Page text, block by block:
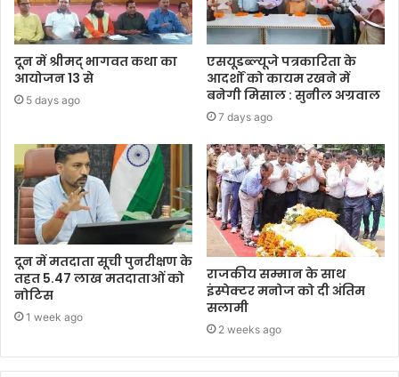
दून में श्रीमद् भागवत कथा का
आयोजन 13 से
5 days ago
एसयूडब्ल्यूजे पत्रकारिता के
आदर्शों को कायम रखने में
बनेगी मिसाल : सुनील अग्रवाल
7 days ago
दून में मतदाता सूची पुनरीक्षण के
तहत 5.47 लाख मतदाताओं को
नोटिस
1 week ago
राजकीय सम्मान के साथ
इंस्पेक्टर मनोज को दी अंतिम
सलामी
2 weeks ago